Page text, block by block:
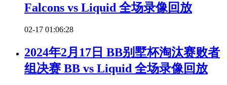
Falcons vs Liquid 全场录像回放
02-17 01:06:28
2024年2月17日 BB别墅杯淘汰赛败者
组决赛 BB vs Liquid 全场录像回放